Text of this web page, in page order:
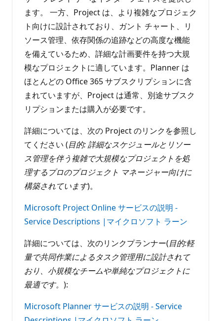
ます。 一方、Project は、より複雑なプロジェク
ト向けに設計されており、ガント チャート、リ
ソース管理、依存関係の追跡などの高度な機能
を備えているため、詳細な計画要件を持つ大規
模なプロジェクトに適しています。Planner は
ほとんどの Office 365 サブスクリプションに含
まれていますが、Project は通常、別途サブスク
リプションまたは購入が必要です。
詳細については、次の Project のリンクを参照し
てください (目的: 詳細なスケジュールとリソー
ス管理を伴う複雑で大規模なプロジェクトを処
理するプロのプロジェクト マネージャー向けに
構築されています)。
Microsoft Project Online サービスの説明 -
Service Descriptions |マイクロソフト ラーン
詳細については、次のリンクプランナー(目的:軽
量で共同作業によるタスク管理用に設計されて
おり、小規模なチームや単純なプロジェクトに
最適です。 ):
Microsoft Planner サービスの説明 - Service